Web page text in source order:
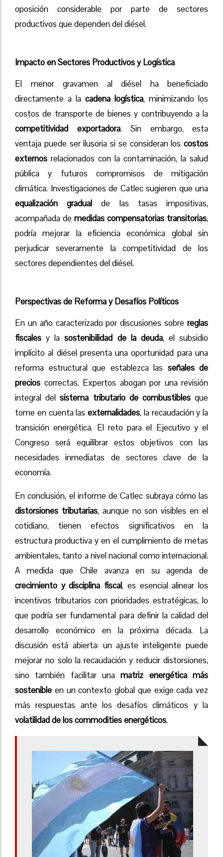
oposición considerable por parte de sectores
productivos que dependen del diésel.
Impacto en Sectores Productivos y Logística
El menor gravamen al diésel ha beneficiado
directamente a la cadena logística, minimizando los
costos de transporte de bienes y contribuyendo a la
competitividad exportadora. Sin embargo, esta
ventaja puede ser ilusoria si se consideran los costos
externos relacionados con la contaminación, la salud
pública y futuros compromisos de mitigación
climática. Investigaciones de Catlec sugieren que una
equalización gradual de las tasas impositivas,
acompañada de medidas compensatorias transitorias,
podría mejorar la eficiencia económica global sin
perjudicar severamente la competitividad de los
sectores dependientes del diésel.
Perspectivas de Reforma y Desafíos Políticos
En un año caracterizado por discusiones sobre reglas
fiscales y lasostenibilidad de la deuda, el subsidio
implícito al diésel presenta una oportunidad para una
reforma estructural que establezca las señales de
precios correctas. Expertos abogan por una revisión
integral delsistema tributario de combustiblesque
tome en cuenta las externalidades, la recaudación y la
transición energética. El reto para el Ejecutivo y el
Congreso será equilibrar estos objetivos con las
necesidades inmediatas de sectores clave de la
economía.
En conclusión, el informe de Catlec subraya cómo las
distorsiones tributarias, aunque no son visibles en el
cotidiano, tienen efectos significativos en la
estructura productiva y en el cumplimiento de metas
ambientales, tanto a nivel nacional como internacional.
A medida que Chile avanza en su agenda de
crecimiento y disciplina fiscal, es esencial alinear los
incentivos tributarios con prioridades estratégicas, lo
que podría ser fundamental para definir la calidad del
desarrollo económico en la próxima década. La
discusión está abierta: un ajuste inteligente puede
mejorar no solo la recaudación y reducir distorsiones,
sino también facilitar unamatriz energética más
sostenible en un contexto global que exige cada vez
más respuestas ante los desafíos climáticos y la
volatilidad de los commodities energéticos.